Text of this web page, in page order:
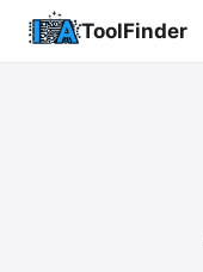
ToolFinder